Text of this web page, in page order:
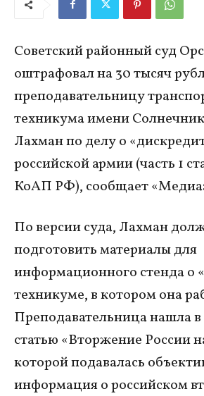
Советский районный суд
оштрафовал на 30 тысяч
преподавательницу
техникума имени
Лахман по делу о
российской армии (часть 1
КоАП РФ), сообщает
По версии суда, Лахман
подготовить материалы для
информационного стенда о
техникуме, в котором она
Преподавательница нашла
статью «Вторжение России
которой подавалась
информация о российском